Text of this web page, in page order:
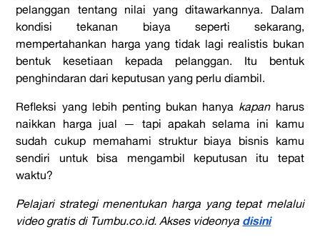
pelanggan tentang nilai yang ditawarkannya. Dalam
kondisi tekanan biaya seperti sekarang,
mempertahankan harga yang tidak lagi realistis bukan
bentuk kesetiaan kepada pelanggan. Itu bentuk
penghindaran dari keputusan yang perlu diambil.
Refleksi yang lebih penting bukan hanya kapanharus
naikkan harga jual — tapi apakah selama ini kamu
sudah cukup memahami struktur biaya bisnis kamu
sendiri untuk bisa mengambil keputusan itu tepat
waktu?
Pelajari strategi menentukan harga yang tepat melalui
video gratis di Tumbu.co.id. Akses videonya disini